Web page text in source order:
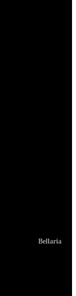
Bellaria